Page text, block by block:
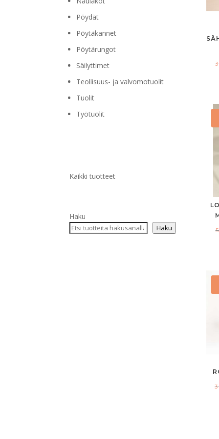
Pöydät
Pöytäkannet
Pöytärungot
Säilyttimet
Teollisuus- ja valvomotuolit
Tuolit
Työtuolit
Kaikki tuotteet
Haku
Haku